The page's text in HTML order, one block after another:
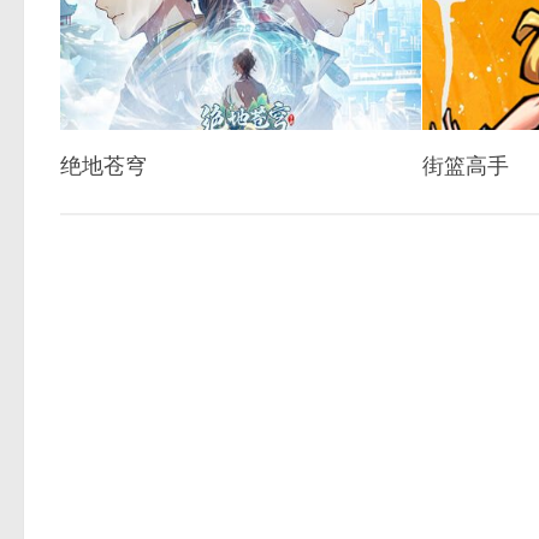
绝地苍穹 街篮高手